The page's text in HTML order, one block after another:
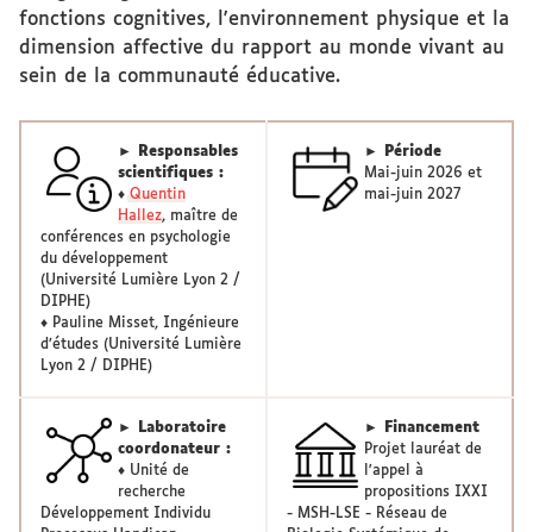
fonctions cognitives, l'environnement physique et la
dimension affective du rapport au monde vivant au
sein de la communauté éducative.
► Responsables
scientifiques :
♦ Quentin
Hallez, maître de
conférences en psychologie
du développement
(Université Lumière Lyon 2 /
DIPHE)
♦ Pauline Misset, Ingénieure
d’études (Université Lumière
Lyon 2 / DIPHE)
► Période
Mai-juin 2026 et
mai-juin 2027
► Laboratoire
coordonateur :
♦ Unité de
recherche
Développement Individu
► Financement
Projet lauréat de
l'appel à
propositions IXXI
- MSH-LSE - Réseau de